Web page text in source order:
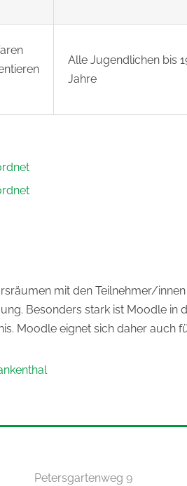
Alle Jugendlichen bis
Jahre
mit den Teilnehmer/
Besonders stark ist Moodle in
Moodle eignet sich daher auch
Petersgartenweg 9